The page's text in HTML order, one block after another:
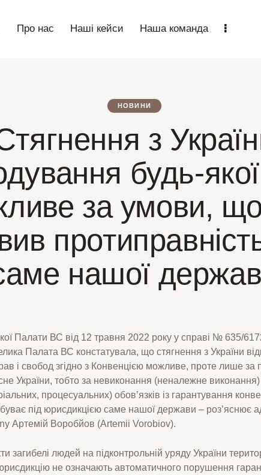
Про нас Наші кейси Наша команда
НОВИНИ
з
будь-
за умови,
нашої
Палати ВС від 12 травня 2022 року у справі № 635/
Палата ВС констатувала, що стягнення з України
і свобод згідно з Конвенцією можливе, проте лише за
України, тобто за невиконання (неналежне виконання)
процесуальних) обов’язків із гарантування
під юрисдикцією саме нашої держави – роз’яснює
Артемій Воробйов (Artemii Vorobiov).
загибелі людей на підконтрольній уряду України
юрисдикцію не означають автоматичного порушення